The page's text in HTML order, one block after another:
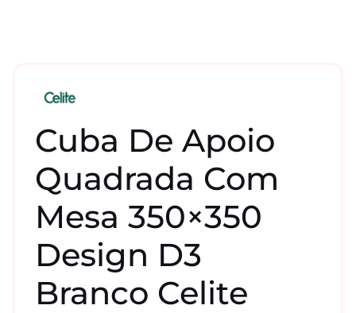
Cuba De Apoio
Quadrada Com
Mesa 350×350
Design D3
Branco Celite